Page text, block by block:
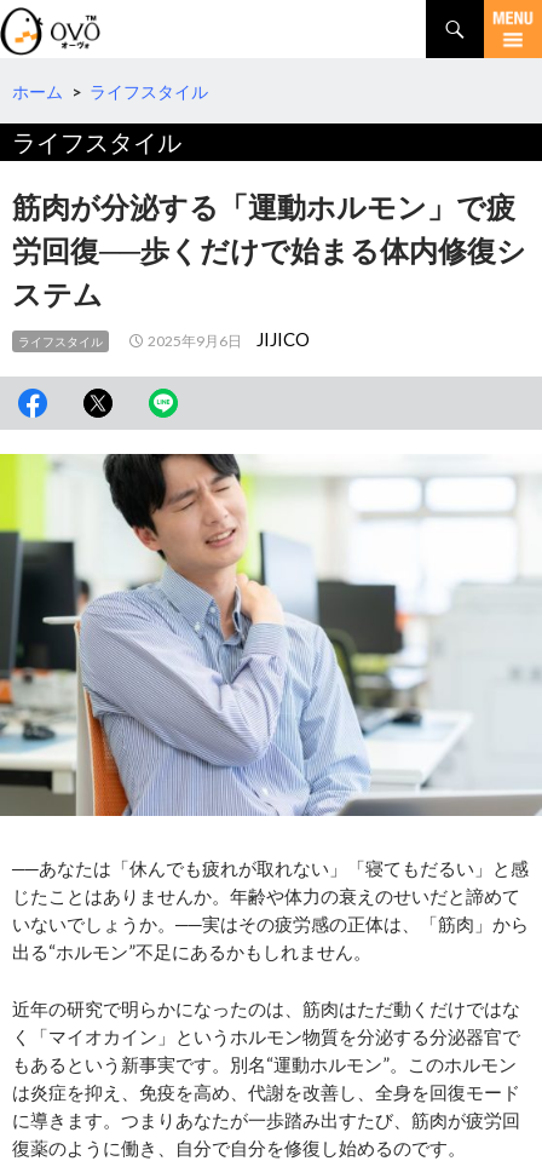
検
索
コ
テ
ツ
へ
動
ホーム > ライフスタイル
ライフスタイル
筋肉が分泌する「運動ホルモン」で疲
労回復──歩くだけで始まる体内修復シ
ステム
ライフスタイル 2025年9月6日 JIJICO
──あなたは「休んでも疲れが取れない」「寝てもだるい」と感
じたことはありませんか。年齢や体力の衰えのせいだと諦めて
いないでしょうか。──実はその疲労感の正体は、「筋肉」から
出る“ホルモン”不足にあるかもしれません。
近年の研究で明らかになったのは、筋肉はただ動くだけではな
く「マイオカイン」というホルモン物質を分泌する分泌器官で
もあるという新事実です。別名“運動ホルモン”。このホルモン
は炎症を抑え、免疫を高め、代謝を改善し、全身を回復モード
に導きます。つまりあなたが一歩踏み出すたび、筋肉が疲労回
復薬のように働き、自分で自分を修復し始めるのです。